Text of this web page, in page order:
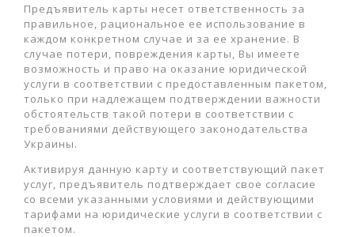
Предъявитель карты несет ответственность за
правильное, рациональное ее использование в
каждом конкретном случае и за ее хранение. В
случае потери, повреждения карты, Вы имеете
возможность и право на оказание юридической
услуги в соответствии с предоставленным пакетом,
только при надлежащем подтверждении важности
обстоятельств такой потери в соответствии с
требованиями действующего законодательства
Украины.
Активируя данную карту и соответствующий пакет
услуг, предъявитель подтверждает свое согласие
со всеми указанными условиями и действующими
тарифами на юридические услуги в соответствии с
пакетом.